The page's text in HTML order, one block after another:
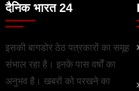
दैनिक भारत 24
इसकी बागडोर ठेठ पत्रकारों का समूह
संभाल रहा है। इनके पास वर्षों का
अनुभव है। खबरों को परखने का